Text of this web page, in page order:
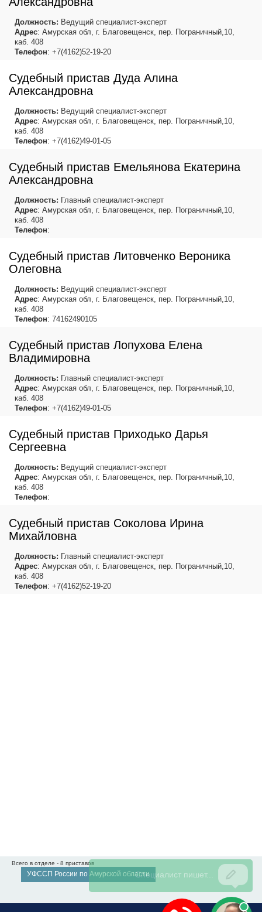
Должность: Ведущий специалист-эксперт
Адрес: Амурская обл, г. Благовещенск, пер. Пограничный,10,
каб. 408
Телефон: +7(4162)52-19-20
Судебный пристав Дуда Алина
Александровна
Должность: Ведущий специалист-эксперт
Адрес: Амурская обл, г. Благовещенск, пер. Пограничный,10,
каб. 408
Телефон: +7(4162)49-01-05
Судебный пристав Емельянова Екатерина
Александровна
Должность: Главный специалист-эксперт
Адрес: Амурская обл, г. Благовещенск, пер. Пограничный,10,
каб. 408
Телефон:
Судебный пристав Литовченко Вероника
Олеговна
Должность: Ведущий специалист-эксперт
Адрес: Амурская обл, г. Благовещенск, пер. Пограничный,10,
каб. 408
Телефон: 74162490105
Судебный пристав Лопухова Елена
Владимировна
Должность: Главный специалист-эксперт
Адрес: Амурская обл, г. Благовещенск, пер. Пограничный,10,
каб. 408
Телефон: +7(4162)49-01-05
Судебный пристав Приходько Дарья
Сергеевна
Должность: Ведущий специалист-эксперт
Адрес: Амурская обл, г. Благовещенск, пер. Пограничный,10,
каб. 408
Телефон:
Судебный пристав Соколова Ирина
Михайловна
Должность: Главный специалист-эксперт
Адрес: Амурская обл, г. Благовещенск, пер. Пограничный,10,
каб. 408
Телефон: +7(4162)52-19-20
Всего в отделе - 8 приставов
УФССП России по Амурской области